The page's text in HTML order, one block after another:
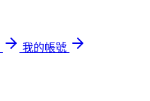
我的帳號